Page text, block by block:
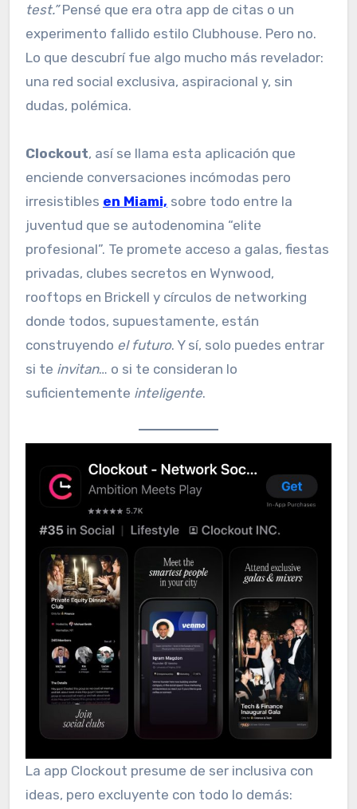
test.”Pensé que era otra app de citas o un
experimento fallido estilo Clubhouse. Pero no.
Lo que descubrí fue algo mucho más revelador:
una red social exclusiva, aspiracional y, sin
dudas, polémica.
Clockout, así se llama esta aplicación que
enciende conversaciones incómodas pero
irresistibles en Miami, sobre todo entre la
juventud que se autodenomina “elite
profesional”. Te promete acceso a galas, fiestas
privadas, clubes secretos en Wynwood,
rooftops en Brickell y círculos de networking
donde todos, supuestamente, están
construyendo el futuro. Y sí, solo puedes entrar
si te invitan… o si te consideran lo
suficientemente inteligente.
La app Clockout presume de ser inclusiva con
ideas, pero excluyente con todo lo demás: